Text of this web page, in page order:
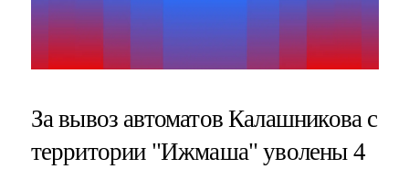
За вывоз автоматов Калашникова с
территории "Ижмаша" уволены 4